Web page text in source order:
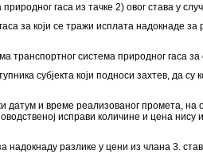
гаса из тачке 2) овог става у
за који се тражи исплата надокнаде
система природног гаса за
субјекта који подноси захтев, да
и време реализованог промета,
исправи количине и цена
разлике у цени из члана 3.